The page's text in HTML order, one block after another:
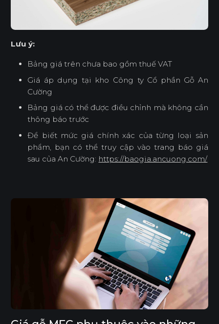
Lưu ý:
Bảng giá trên chưa bao gồm thuế VAT
Giá áp dụng tại kho Công ty Cổ phần Gỗ An
Cường
Bảng giá có thể được điều chỉnh mà không cần
thông báo trước
Để biết mức giá chính xác của từng loại sản
phẩm, bạn có thể truy cập vào trang báo giá
sau của An Cường: https://baogia.ancuong.com/